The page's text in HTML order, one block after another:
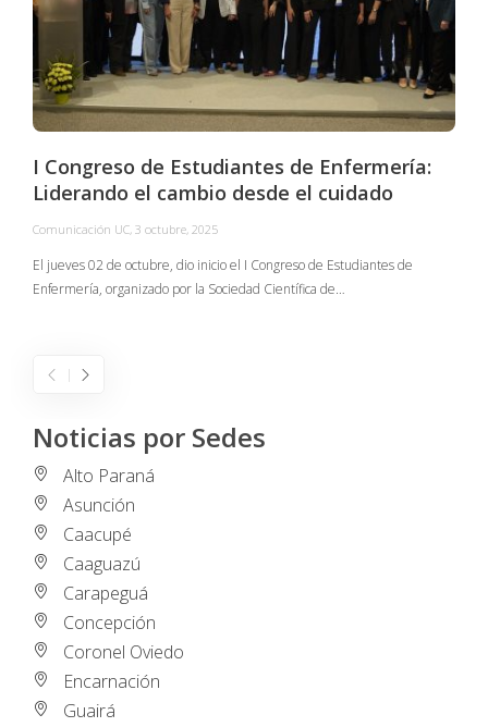
I Congreso de Estudiantes de Enfermería:
Liderando el cambio desde el cuidado
Comunicación UC, 3 octubre, 2025
El jueves 02 de octubre, dio inicio el I Congreso de Estudiantes de
Enfermería, organizado por la Sociedad Científica de…
Noticias por Sedes
Alto Paraná
Asunción
Caacupé
Caaguazú
Carapeguá
Concepción
Coronel Oviedo
Encarnación
Guairá